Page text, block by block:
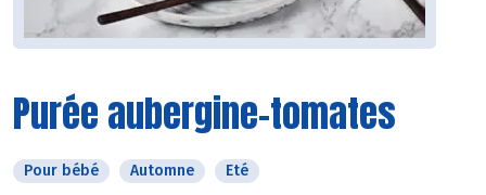
Purée aubergine-tomates
Pour bébé Automne Eté